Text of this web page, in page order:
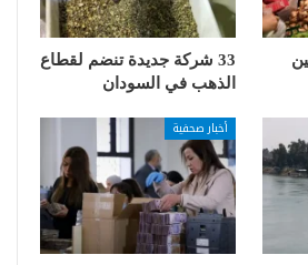
33 شركة جديدة تنضم لقطاع
الذهب في السودان
أخبار صحفية